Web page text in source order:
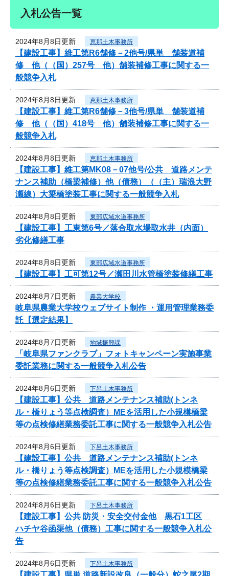
入札公告一覧
2024年8月8日更新 恵那土木事務所
【建設工事】維工第R6舗修－2他号/県単 舗装道補
修 他（（国）257号 他）舗装補修工事に関する一
般競争入札
2024年8月8日更新 恵那土木事務所
【建設工事】維工第R6舗修－3他号/県単 舗装道補
修 他（（国）418号 他）舗装補修工事に関する一
般競争入札
2024年8月8日更新 恵那土木事務所
【建設工事】維工第MK08－07他号/公共 道路メンテ
ナンス補助（橋梁補修）他（債務）（（主）瑞浪大野
瀬線）大簗橋塗装工事に関する一般競争入札
2024年8月8日更新 東部広域水道事務所
【建設工事】工東第6号／落合取水場取水井（内面）
劣化修繕工事
2024年8月8日更新 東部広域水道事務所
【建設工事】工可第12号／瀬田川水管橋塗装修繕工事
2024年8月7日更新 農業大学校
岐阜県農業大学校ウェブサイト制作 ・運用管理業務委
託【選定結果】
2024年8月7日更新 地域振興課
「岐阜県ファンクラブ」フォトキャンペーン実施事業
委託業務に関する一般競争入札公告
2024年8月6日更新 下呂土木事務所
【建設工事】公共 道路メンテナンス補助(トンネ
ル・橋りょう等点検調査）MEを活用した小規模橋梁
等の点検修繕業務委託工事に関する一般競争入札公告
2024年8月6日更新 下呂土木事務所
【建設工事】公共 道路メンテナンス補助(トンネ
ル・橋りょう等点検調査）MEを活用した小規模橋梁
等の点検修繕業務委託工事に関する一般競争入札公告
2024年8月6日更新 下呂土木事務所
【建設工事】公共 防災・安全交付金他 黒石1工区
ハチヤ谷函渠他（債務）工事に関する一般競争入札公
告
2024年8月6日更新 下呂土木事務所